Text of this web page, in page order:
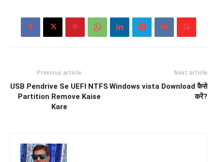
Previous article
USB Pendrive Se UEFI NTFS
Partition Remove Kaise
Kare
Next article
Windows vista Download कैसे
करें?